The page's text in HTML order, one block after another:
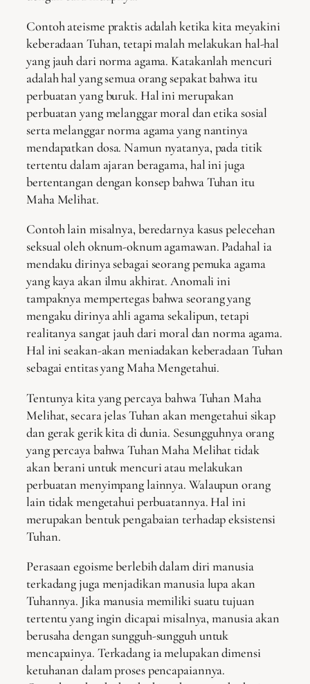
Contoh ateisme praktis adalah ketika kita meyakini
keberadaan Tuhan, tetapi malah melakukan hal-hal
yang jauh dari norma agama. Katakanlah mencuri
adalah hal yang semua orang sepakat bahwa itu
perbuatan yang buruk. Hal ini merupakan
perbuatan yang melanggar moral dan etika sosial
serta melanggar norma agama yang nantinya
mendapatkan dosa. Namun nyatanya, pada titik
tertentu dalam ajaran beragama, hal ini juga
bertentangan dengan konsep bahwa Tuhan itu
Maha Melihat.
Contoh lain misalnya, beredarnya kasus pelecehan
seksual oleh oknum-oknum agamawan. Padahal ia
mendaku dirinya sebagai seorang pemuka agama
yang kaya akan ilmu akhirat. Anomali ini
tampaknya mempertegas bahwa seorang yang
mengaku dirinya ahli agama sekalipun, tetapi
realitanya sangat jauh dari moral dan norma agama.
Hal ini seakan-akan meniadakan keberadaan Tuhan
sebagai entitas yang Maha Mengetahui.
Tentunya kita yang percaya bahwa Tuhan Maha
Melihat, secara jelas Tuhan akan mengetahui sikap
dan gerak gerik kita di dunia. Sesungguhnya orang
yang percaya bahwa Tuhan Maha Melihat tidak
akan berani untuk mencuri atau melakukan
perbuatan menyimpang lainnya. Walaupun orang
lain tidak mengetahui perbuatannya. Hal ini
merupakan bentuk pengabaian terhadap eksistensi
Tuhan.
Perasaan egoisme berlebih dalam diri manusia
terkadang juga menjadikan manusia lupa akan
Tuhannya. Jika manusia memiliki suatu tujuan
tertentu yang ingin dicapai misalnya, manusia akan
berusaha dengan sungguh-sungguh untuk
mencapainya. Terkadang ia melupakan dimensi
ketuhanan dalam proses pencapaiannya.